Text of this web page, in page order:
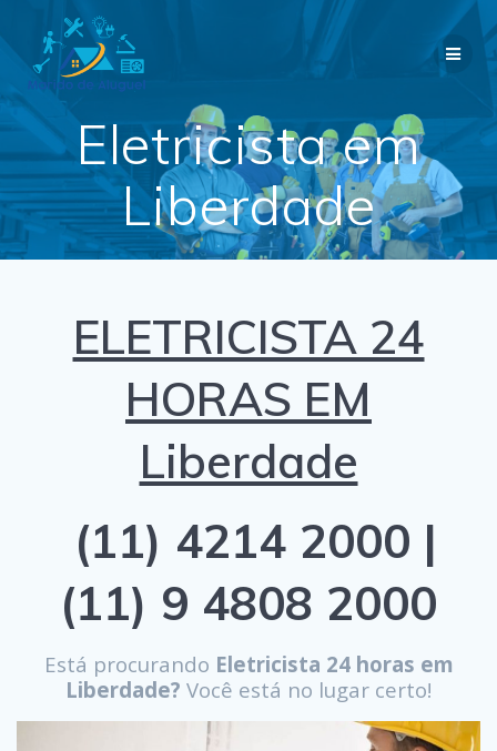
Eletricista em
Liberdade
ELETRICISTA 24
HORAS EM
Liberdade
(11) 4214 2000 |
(11) 9 4808 2000
Está procurando Eletricista 24 horas em
Liberdade? Você está no lugar certo!